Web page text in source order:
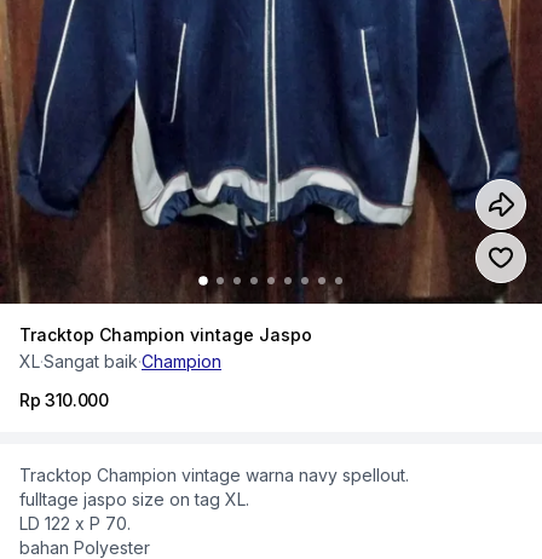
Tracktop Champion vintage Jaspo
XL·Sangat baik·Champion
Rp 310.000
Tracktop Champion vintage warna navy spellout.
fulltage jaspo size on tag XL.
LD 122 x P 70.
bahan Polyester